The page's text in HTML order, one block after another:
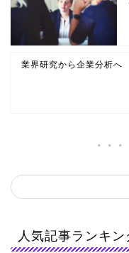
業界研究から企業分析へ
人気記事ランキン